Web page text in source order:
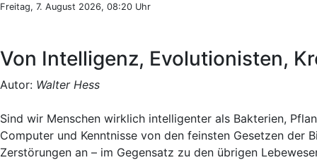
Freitag, 7. August 2026, 08:20 Uhr
Von Intelligenz, Evolutionisten,
Autor: Walter Hess
Sind wir Menschen wirklich intelligenter als Bakterien,
Computer und Kenntnisse von den feinsten Gesetzen
Zerstörungen an – im Gegensatz zu den übrigen